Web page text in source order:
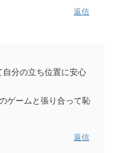
返信
分の立ち位置に安心
ゲームと張り合って恥
返信